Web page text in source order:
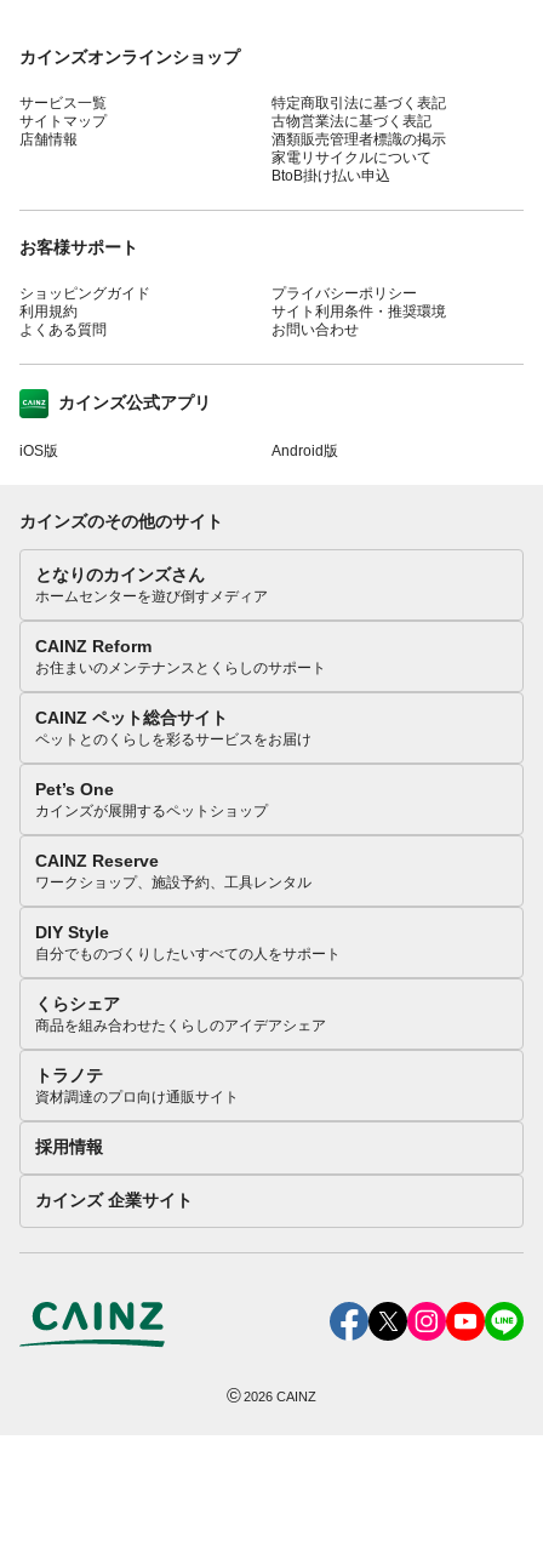
カインズオンラインショップ
サービス一覧
サイトマップ
店舗情報
特定商取引法に基づく表記
古物営業法に基づく表記
酒類販売管理者標識の掲示
家電リサイクルについて
BtoB掛け払い申込
お客様サポート
ショッピングガイド
利用規約
よくある質問
プライバシーポリシー
サイト利用条件・推奨環境
お問い合わせ
カインズ公式アプリ
iOS版 Android版
カインズのその他のサイト
となりのカインズさん
ホームセンターを遊び倒すメディア
CAINZ Reform
お住まいのメンテナンスとくらしのサポート
CAINZ ペット総合サイト
ペットとのくらしを彩るサービスをお届け
Pet’s One
カインズが展開するペットショップ
CAINZ Reserve
ワークショップ、施設予約、工具レンタル
DIY Style
自分でものづくりしたいすべての人をサポート
くらシェア
商品を組み合わせたくらしのアイデアシェア
トラノテ
資材調達のプロ向け通販サイト
採用情報
カインズ 企業サイト
©2026 CAINZ